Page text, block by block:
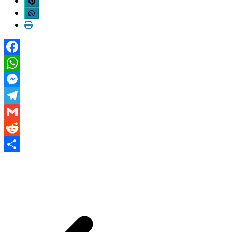
Facebook
WhatsApp
Messenger
Telegram
Gmail
Reddit